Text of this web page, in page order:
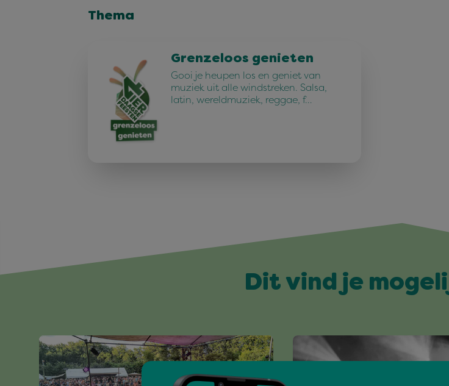
Thema
Grenzeloos genieten
Gooi je heupen los en geniet van
muziek uit alle windstreken. Salsa,
latin, wereldmuziek, reggae, f…
Dit vind je